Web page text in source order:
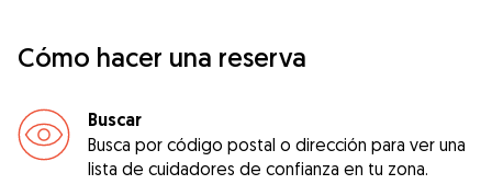
Cómo hacer una reserva
Buscar
Busca por código postal o dirección para ver una
lista de cuidadores de confianza en tu zona.